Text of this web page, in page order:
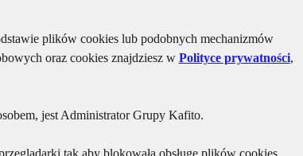
plików cookies lub podobnych mechanizmów
oraz cookies znajdziesz w Polityce prywatności,
jest Administrator Grupy Kafito.
tak aby blokowała obsługę plików cookies.